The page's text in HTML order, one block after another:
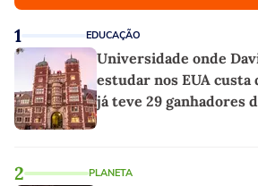
1 EDUCAÇÃO
Universidade onde
estudar nos EUA custa
já teve 29 ganhadores
2 PLANETA